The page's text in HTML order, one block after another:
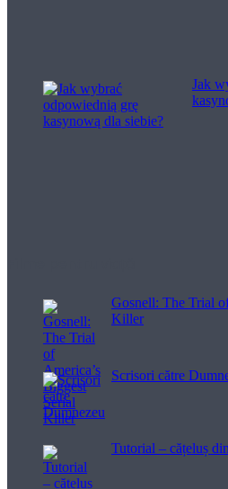
Jak
Gosnell: The Trial
Killer
Scrisori către
Tutorial – cățeluș